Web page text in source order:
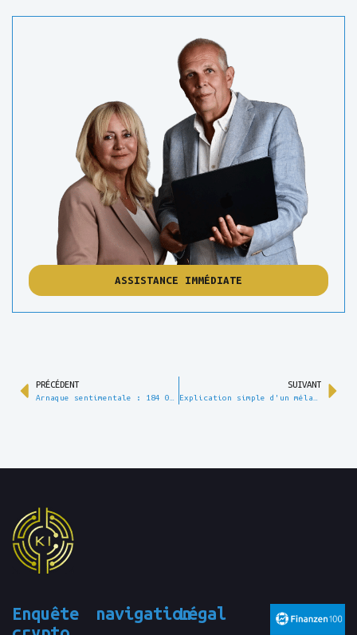
ASSISTANCE IMMÉDIATE
PRÉCÉDENT SUIVANT
Enquête
navigationLégal